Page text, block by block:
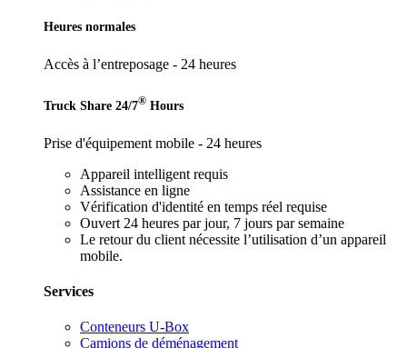
Heures normales
Accès à l’entreposage - 24 heures
Truck Share 24/7® Hours
Prise d'équipement mobile - 24 heures
Appareil intelligent requis
Assistance en ligne
Vérification d'identité en temps réel requise
Ouvert 24 heures par jour, 7 jours par semaine
Le retour du client nécessite l’utilisation d’un appareil
mobile.
Services
Conteneurs U-Box
Camions de déménagement